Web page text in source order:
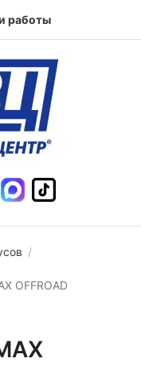
работы
OFFROAD